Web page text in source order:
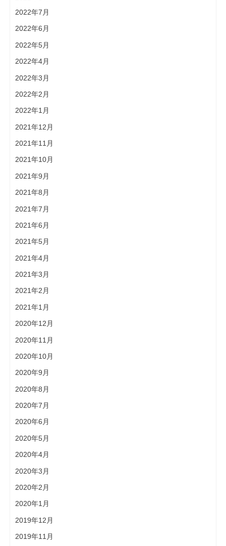
2022年7月
2022年6月
2022年5月
2022年4月
2022年3月
2022年2月
2022年1月
2021年12月
2021年11月
2021年10月
2021年9月
2021年8月
2021年7月
2021年6月
2021年5月
2021年4月
2021年3月
2021年2月
2021年1月
2020年12月
2020年11月
2020年10月
2020年9月
2020年8月
2020年7月
2020年6月
2020年5月
2020年4月
2020年3月
2020年2月
2020年1月
2019年12月
2019年11月